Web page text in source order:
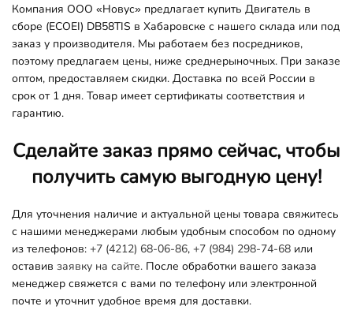
Компания ООО «Новус» предлагает купить Двигатель в
сборе (ECOEI) DB58TIS в Хабаровске с нашего склада или под
заказ у производителя. Мы работаем без посредников,
поэтому предлагаем цены, ниже среднерыночных. При заказе
оптом, предоставляем скидки. Доставка по всей России в
срок от 1 дня. Товар имеет сертификаты соответствия и
гарантию.
Сделайте заказ прямо сейчас, чтобы
получить самую выгодную цену!
Для уточнения наличие и актуальной цены товара свяжитесь
с нашими менеджерами любым удобным способом по одному
из телефонов: +7 (4212) 68-06-86, +7 (984) 298-74-68 или
оставив заявку на сайте. После обработки вашего заказа
менеджер свяжется с вами по телефону или электронной
почте и уточнит удобное время для доставки.